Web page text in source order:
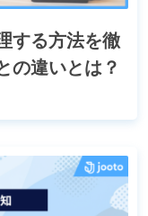
る方法を徹
違いとは？